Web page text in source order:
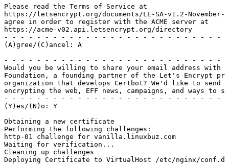
Please read the Terms of Service at
https://letsencrypt.org/documents/LE-SA-v1.2-November-
agree in order to register with the ACME server at
https://acme-v02.api.letsencrypt.org/directory
- - - - - - - - - - - - - - - - - - - - - - - - - - -
(A)gree/(C)ancel: A
- - - - - - - - - - - - - - - - - - - - - - - - - - -
Would you be willing to share your email address with
Foundation, a founding partner of the Let's Encrypt
organization that develops Certbot? We'd like to send
encrypting the web, EFF news, campaigns, and ways to
- - - - - - - - - - - - - - - - - - - - - - - - - - -
(Y)es/(N)o: Y
Obtaining a new certificate
Performing the following challenges:
http-01 challenge for vanilla.linuxbuz.com
Waiting for verification...
Cleaning up challenges
Deploying Certificate to VirtualHost /etc/nginx/